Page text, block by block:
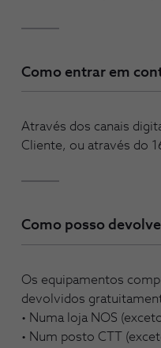
Como entrar em
Através dos canais
Cliente, ou através do
Como posso
Os equipamentos
devolvidos
• Numa loja NOS
• Num posto CTT